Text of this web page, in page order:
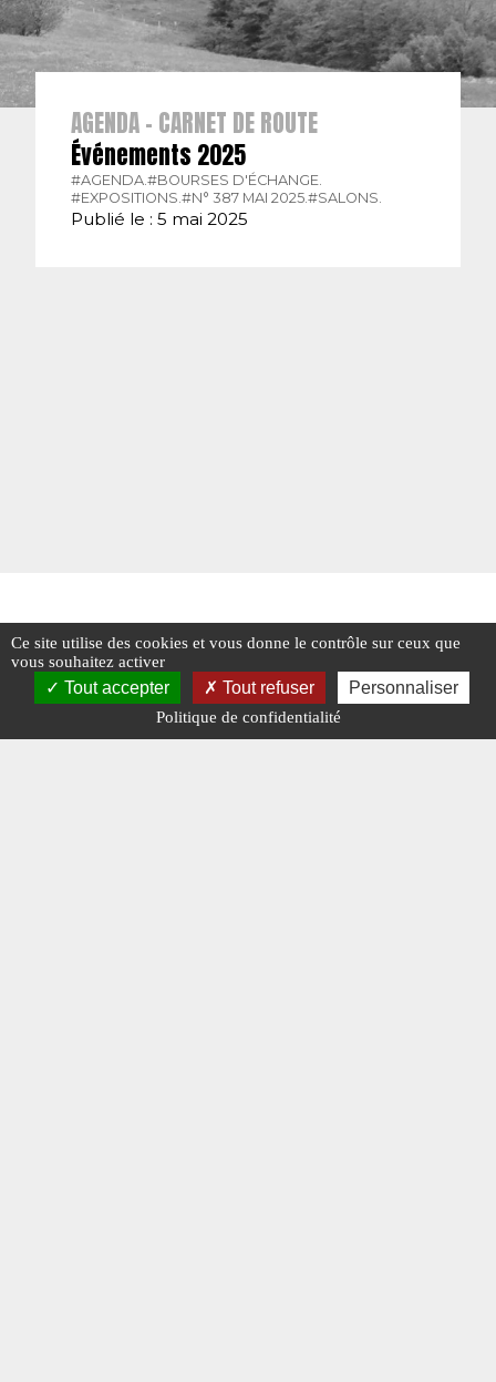
AGENDA - CARNET DE ROUTE
Événements 2025
#AGENDA. #BOURSES D'ÉCHANGE.
#EXPOSITIONS. #N° 387 MAI 2025. #SALONS.
Publié le : 5 mai 2025
Ce site utilise des cookies et vous donne le contrôle sur ceux que
vous souhaitez activer
Tout accepter Tout refuser Personnaliser
Politique de confidentialité